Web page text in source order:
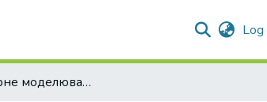
Log
Комп'ютерне моделювання руху сферичного кривошипно- коромислового механізму